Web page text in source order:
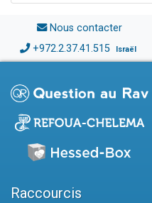
Nous contacter
+972.2.37.41.515 Israël
Raccourcis